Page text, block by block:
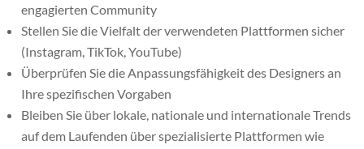
engagierten Community
Stellen Sie die Vielfalt der verwendeten Plattformen sicher
(Instagram, TikTok, YouTube)
Überprüfen Sie die Anpassungsfähigkeit des Designers an
Ihre spezifischen Vorgaben
Bleiben Sie über lokale, nationale und internationale Trends
auf dem Laufenden über spezialisierte Plattformen wie